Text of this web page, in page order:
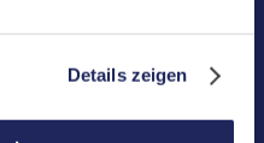
Details zeigen